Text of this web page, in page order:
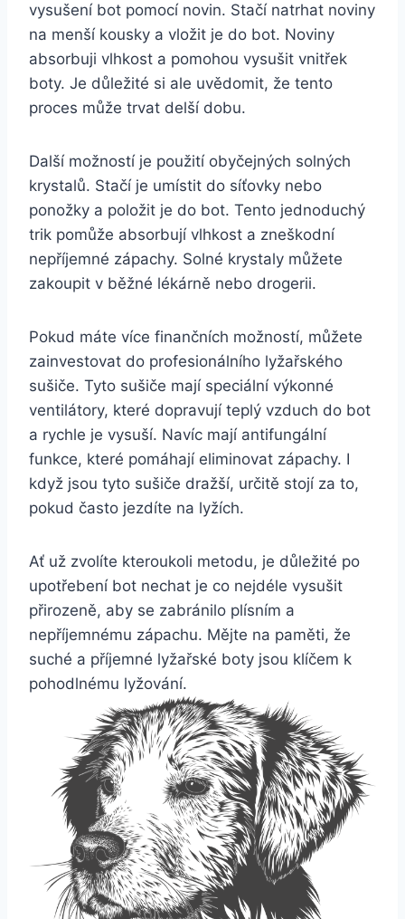
vysušení bot pomocí novin. ⁣Stačí natrhat noviny
‌na ‌menší kousky a vložit⁤ je do⁣ bot. Noviny
absorbuji vlhkost a pomohou⁢ vysušit ​vnitřek⁤
boty. ‍Je důležité si ale uvědomit, že tento
proces může trvat ‍delší‌ dobu.
Další možností​ je ⁣použití obyčejných solných
krystalů. ​Stačí je umístit do​ síťovky nebo
ponožky ‌a položit‌ je do bot. Tento jednoduchý
trik pomůže absorbují vlhkost‍ a zneškodní
nepříjemné zápachy. Solné⁤ krystaly můžete
zakoupit v běžné ‍lékárně nebo ​drogerii.
Pokud máte více ‍finančních možností, můžete
zainvestovat do‍ profesionálního lyžařského
sušiče. Tyto sušiče mají speciální výkonné
ventilátory, které dopravují teplý⁣ vzduch do bot⁤
a‍ rychle je vysuší. Navíc ⁤mají ‍antifungální
funkce, ‍které pomáhají eliminovat⁣ zápachy.‌ I
když jsou tyto sušiče‌ dražší, určitě stojí za to,
pokud často ⁢jezdíte na lyžích.
Ať už ⁢zvolíte kteroukoli metodu, je důležité po⁤
upotřebení bot ‌nechat ⁣je‍ co nejdéle⁤ vysušit
přirozeně, ⁣aby ‍se zabránilo plísním a‍
nepříjemnému zápachu. Mějte na paměti, že
suché a ⁢příjemné lyžařské​ boty jsou klíčem ⁤k
pohodlnému lyžování.